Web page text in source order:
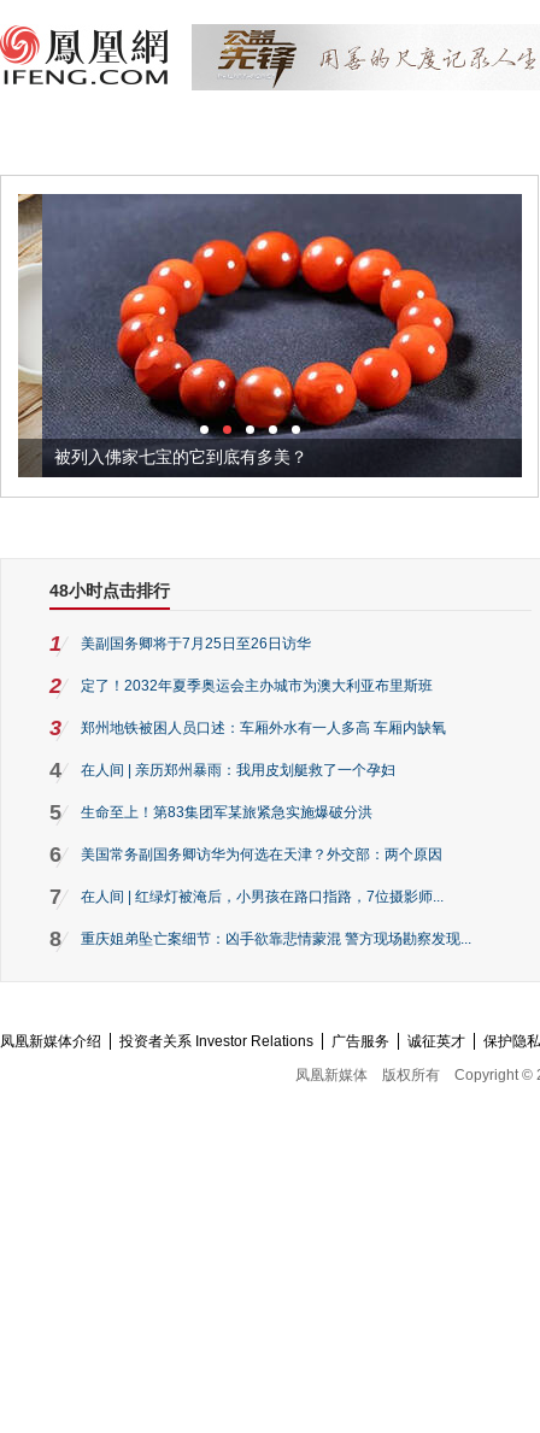
被列入佛家七宝的它到底有多美？
48小时点击排行
1 美副国务卿将于7月25日至26日访华
2 定了！2032年夏季奥运会主办城市为澳大利亚布里斯班
3 郑州地铁被困人员口述：车厢外水有一人多高 车厢内缺氧
4 在人间 | 亲历郑州暴雨：我用皮划艇救了一个孕妇
5 生命至上！第83集团军某旅紧急实施爆破分洪
6 美国常务副国务卿访华为何选在天津？外交部：两个原因
7 在人间 | 红绿灯被淹后，小男孩在路口指路，7位摄影师...
8 重庆姐弟坠亡案细节：凶手欲靠悲情蒙混 警方现场勘察发现...
凤凰新媒体介绍 投资者关系 Investor Relations 广告服务 诚征英才
保护隐
凤凰新媒体
版权所有 Copyright ©